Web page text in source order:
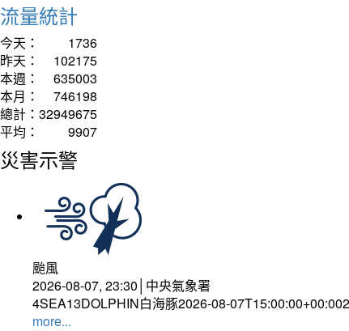
流量統計
今天：
1736
昨天：
102175
本週：
635003
本月：
746198
總計： 32949675
平均：
9907
災害示警
颱風
2026-08-07, 23:30│中央氣象署
4SEA13DOLPHIN白海豚2026-08-
more...